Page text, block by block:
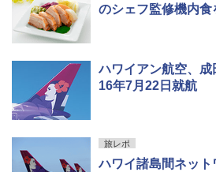
のシェフ監修機内
ハワイアン航空、
16年7月22日就航
旅レポ
ハワイ諸島間ネッ